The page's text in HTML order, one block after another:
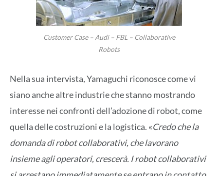
Customer Case – Audi – FBL – Collaborative
Robots
Nella sua intervista, Yamaguchi riconosce come vi
siano anche altre industrie che stanno mostrando
interesse nei confronti dell’adozione di robot, come
quella delle costruzioni e la logistica. «Credo che la
domanda di robot collaborativi, che lavorano
insieme agli operatori, crescerà. I robot collaborativi